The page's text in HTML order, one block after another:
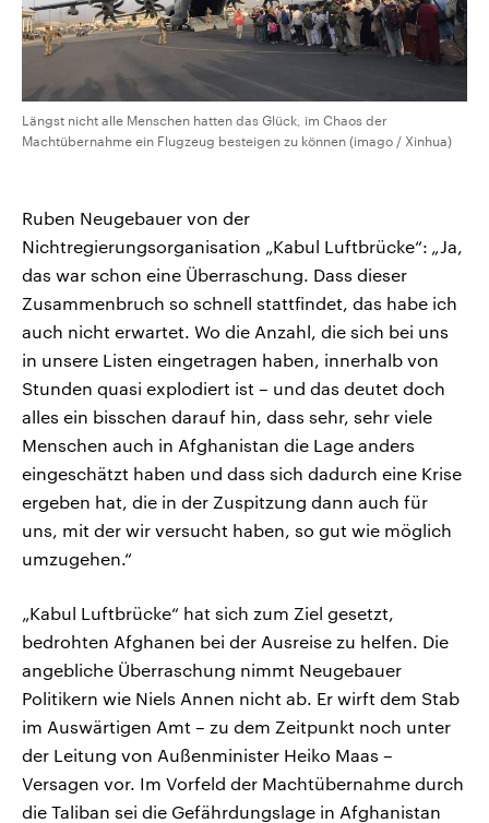
Längst nicht alle Menschen hatten das Glück, im Chaos der
Machtübernahme ein Flugzeug besteigen zu können (imago / Xinhua)
Ruben Neugebauer von der
Nichtregierungsorganisation „Kabul Luftbrücke“: „Ja,
das war schon eine Überraschung. Dass dieser
Zusammenbruch so schnell stattfindet, das habe ich
auch nicht erwartet. Wo die Anzahl, die sich bei uns
in unsere Listen eingetragen haben, innerhalb von
Stunden quasi explodiert ist – und das deutet doch
alles ein bisschen darauf hin, dass sehr, sehr viele
Menschen auch in Afghanistan die Lage anders
eingeschätzt haben und dass sich dadurch eine Krise
ergeben hat, die in der Zuspitzung dann auch für
uns, mit der wir versucht haben, so gut wie möglich
umzugehen.“
„Kabul Luftbrücke“ hat sich zum Ziel gesetzt,
bedrohten Afghanen bei der Ausreise zu helfen. Die
angebliche Überraschung nimmt Neugebauer
Politikern wie Niels Annen nicht ab. Er wirft dem Stab
im Auswärtigen Amt – zu dem Zeitpunkt noch unter
der Leitung von Außenminister Heiko Maas –
Versagen vor. Im Vorfeld der Machtübernahme durch
die Taliban sei die Gefährdungslage in Afghanistan